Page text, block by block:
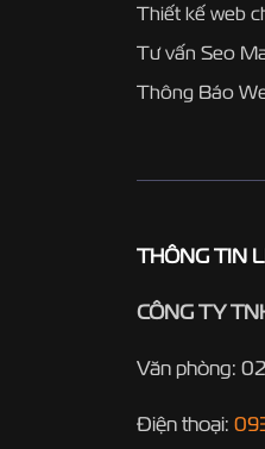
Thiết kế web
Tư vấn Seo
Thông Báo
THÔNG TIN
CÔNG TY
Văn phòng:
Điện thoại: